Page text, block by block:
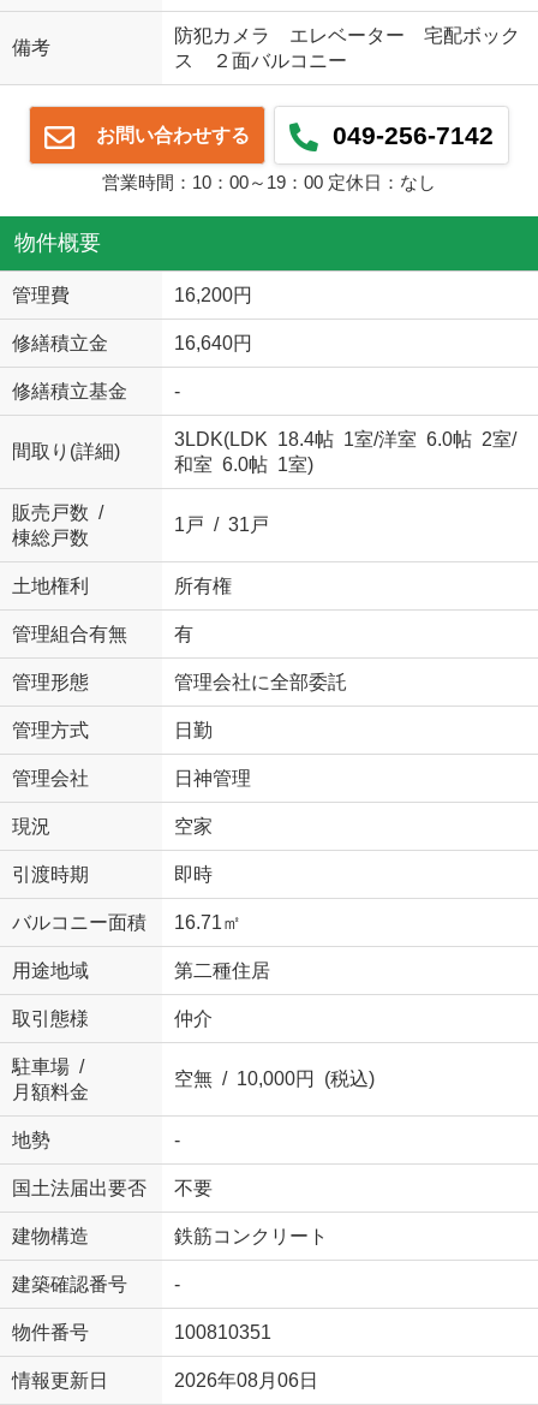
備考
防犯カメラ エレベーター 宅配ボック
ス ２面バルコニー
お問い合わせする 049-256-7142
営業時間：10：00～19：00 定休日：なし
物件概要
管理費 16,200円
修繕積立金 16,640円
修繕積立基金 -
間取り(詳細)
3LDK(LDK 18.4帖 1室/洋室 6.0帖 2室/
和室 6.0帖 1室)
販売戸数 /
棟総戸数
1戸 / 31戸
土地権利 所有権
管理組合有無 有
管理形態 管理会社に全部委託
管理方式 日勤
管理会社 日神管理
現況 空家
引渡時期 即時
バルコニー面積 16.71㎡
用途地域 第二種住居
取引態様 仲介
駐車場 /
月額料金
空無 / 10,000円 (税込)
地勢 -
国土法届出要否 不要
建物構造 鉄筋コンクリート
建築確認番号 -
物件番号 100810351
情報更新日 2026年08月06日